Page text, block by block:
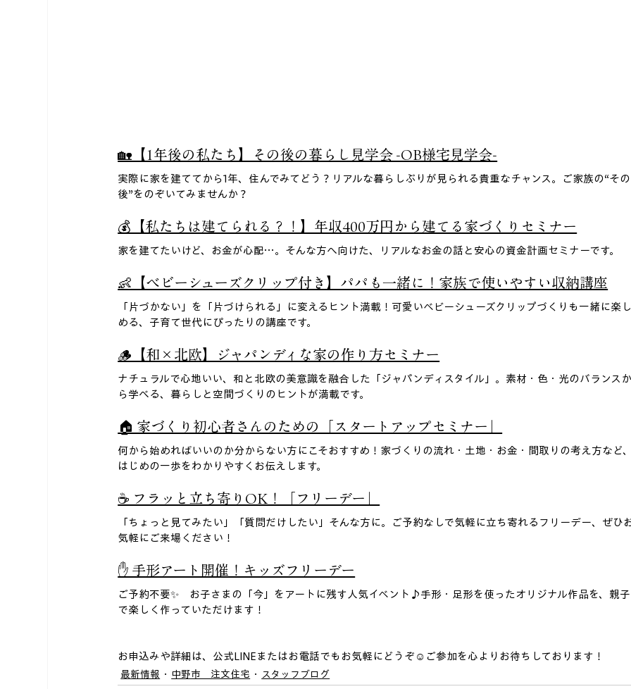
🏡【1年後の私たち】その後の暮らし見学会 -OB様宅見学会-
実際に家を建ててから1年、住んでみてどう？リアルな暮らしぶりが見られる貴重なチャンス。ご家族の“その
後”をのぞいてみませんか？
💰【私たちは建てられる？！】年収400万円から建てる家づくりセミナー
家を建てたいけど、お金が心配…。そんな方へ向けた、リアルなお金の話と安心の資金計画セミナーです。
👶【ベビーシューズクリップ付き】パパも一緒に！家族で使いやすい収納講座
「片づかない」を「片づけられる」に変えるヒント満載！可愛いベビーシューズクリップづくりも一緒に楽
める、子育て世代にぴったりの講座です。
🪵【和×北欧】ジャパンディな家の作り方セミナー
ナチュラルで心地いい、和と北欧の美意識を融合した「ジャパンディスタイル」。素材・色・光のバランス
ら学べる、暮らしと空間づくりのヒントが満載です。
🏠 家づくり初心者さんのための「スタートアップセミナー」
何から始めればいいのか分からない方にこそおすすめ！家づくりの流れ・土地・お金・間取りの考え方など
はじめの一歩をわかりやすくお伝えします。
☕ フラッと立ち寄りOK！「フリーデー」
「ちょっと見てみたい」「質問だけしたい」そんな方に。ご予約なしで気軽に立ち寄れるフリーデー、ぜひ
気軽にご来場ください！
✋ 手形アート開催！キッズフリーデー
ご予約不要✨　お子さまの「今」をアートに残す人気イベント♪手形・足形を使ったオリジナル作品を、親子
で楽しく作っていただけます！
お申込みや詳細は、公式LINEまたはお電話でもお気軽にどうぞ☺️ご参加を心よりお待ちしております！
最新情報 中野市＿注文住宅 スタッフブログ